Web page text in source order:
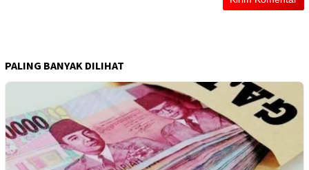
PALING BANYAK DILIHAT